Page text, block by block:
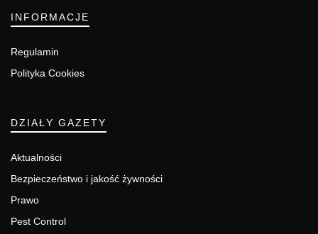
INFORMACJE
Regulamin
Polityka Cookies
DZIAŁY GAZETY
Aktualności
Bezpieczeństwo i jakość żywności
Prawo
Pest Control